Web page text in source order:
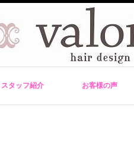
スタッフ紹介 お客様の声